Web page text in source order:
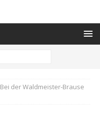
Bei der Waldmeister-Brause